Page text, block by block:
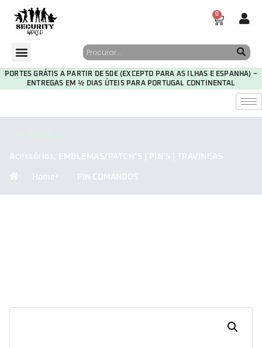
0
PORTES GRÁTIS A PARTIR DE 50€ (EXCEPTO PARA AS ILHAS E ESPANHA) –
ENTREGAS EM ½ DIAS ÚTEIS PARA PORTUGAL CONTINENTAL
Acessórios, EMBLEMAS/PATCH’S | PIN'S | TRAVINCAS
Home PIN COMANDOS